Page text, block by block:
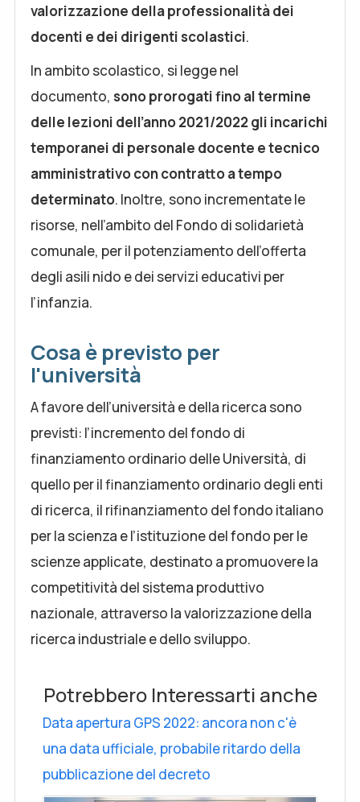
valorizzazione della professionalità dei
docenti e dei dirigenti scolastici.
In ambito scolastico, si legge nel
documento, sono prorogati fino al termine
delle lezioni dell’anno 2021/2022 gli incarichi
temporanei di personale docente e tecnico
amministrativo con contratto a tempo
determinato. Inoltre, sono incrementate le
risorse, nell’ambito del Fondo di solidarietà
comunale, per il potenziamento dell’offerta
degli asili nido e dei servizi educativi per
l’infanzia.
Cosa è previsto per
l'università
A favore dell’università e della ricerca sono
previsti: l’incremento del fondo di
finanziamento ordinario delle Università, di
quello per il finanziamento ordinario degli enti
di ricerca, il rifinanziamento del fondo italiano
per la scienza e l’istituzione del fondo per le
scienze applicate, destinato a promuovere la
competitività del sistema produttivo
nazionale, attraverso la valorizzazione della
ricerca industriale e dello sviluppo.
Potrebbero Interessarti anche
Data apertura GPS 2022: ancora non c'è
una data ufficiale, probabile ritardo della
pubblicazione del decreto